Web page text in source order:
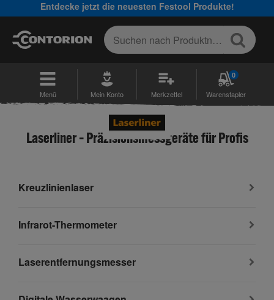
Entdecke jetzt die neuesten Festool Produkte!
Menü Mein Konto Merkzettel
0
Warenstapler
Laserliner – Präzisionsmessgeräte für Profis
Kreuzlinienlaser
Infrarot-Thermometer
Laserentfernungsmesser